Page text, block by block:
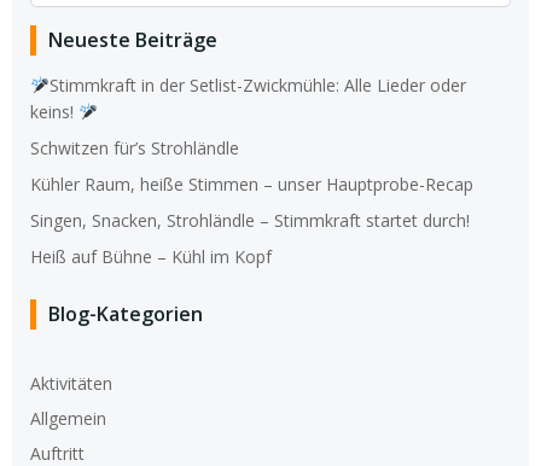
Neueste Beiträge
Stimmkraft in der Setlist-Zwickmühle: Alle Lieder oder
keins!
Schwitzen für’s Strohländle
Kühler Raum, heiße Stimmen – unser Hauptprobe-Recap
Singen, Snacken, Strohländle – Stimmkraft startet durch!
Heiß auf Bühne – Kühl im Kopf
Blog-Kategorien
Aktivitäten
Allgemein
Auftritt